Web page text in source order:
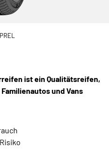
ist ein Qualitätsreifen,
und Vans